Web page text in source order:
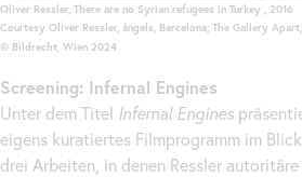
Oliver Ressler, There are no Syrian refugees in Turkey , 2016
Courtesy Oliver Ressler, àngels, Barcelona; The Gallery
© Bildrecht, Wien 2024
Screening: Infernal Engines
Unter dem Titel Infernal Engines
eigens kuratiertes Filmprogramm im
drei Arbeiten, in denen Ressler